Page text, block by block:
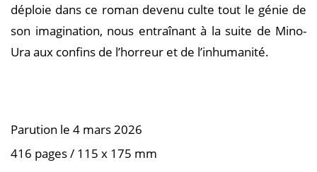
déploie dans ce roman devenu culte tout le génie de
son imagination, nous entraînant à la suite de Mino-
Ura aux confins de l’horreur et de l’inhumanité.
Parution le 4 mars 2026
416 pages / 115 x 175 mm